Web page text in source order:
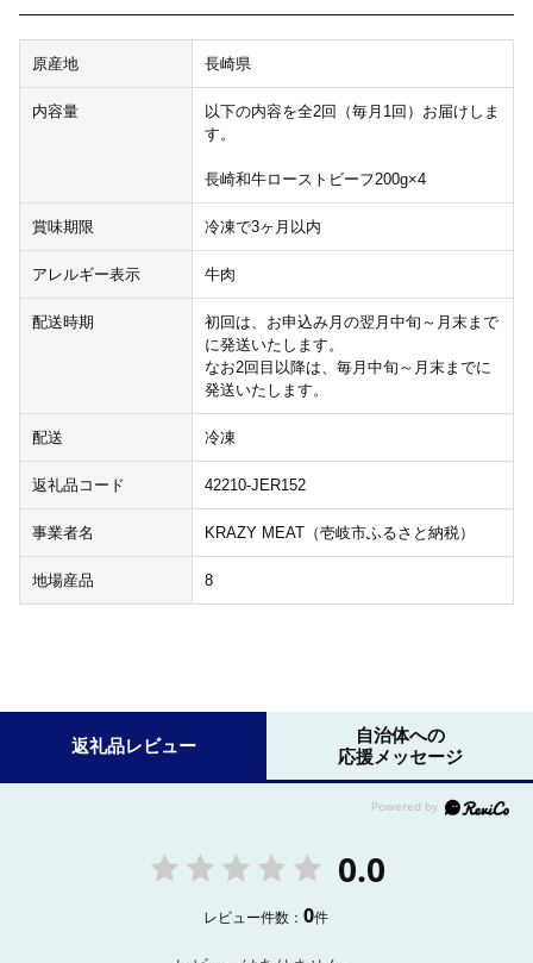
原産地 長崎県
内容量
以下の内容を全2回（毎月1回）お届けしま
す。
長崎和牛ローストビーフ200g×4
賞味期限 冷凍で3ヶ月以内
アレルギー表示 牛肉
配送時期
初回は、お申込み月の翌月中旬～月末まで
に発送いたします。
なお2回目以降は、毎月中旬～月末までに
発送いたします。
配送 冷凍
返礼品コード 42210-JER152
事業者名 KRAZY MEAT（壱岐市ふるさと納税）
地場産品 8
返礼品レビュー
自治体への
応援メッセージ
0.0
レビュー件数：0件